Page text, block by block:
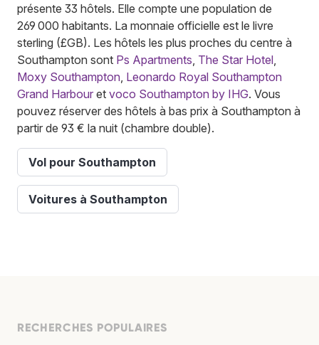
présente 33 hôtels. Elle compte une population de
269 000 habitants. La monnaie officielle est le livre
sterling (£GB). Les hôtels les plus proches du centre à
Southampton sont Ps Apartments The Star Hotel
Moxy Southampton Leonardo Royal Southampton
Grand Harbour et voco Southampton by IHG. Vous
pouvez réserver des hôtels à bas prix à Southampton à
partir de 93 € la nuit (chambre double).
Vol pour Southampton
Voitures à Southampton
RECHERCHES POPULAIRES